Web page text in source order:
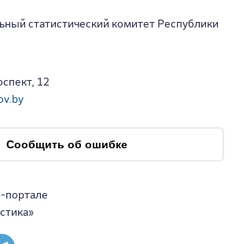
статистический комитет Республики
12
Сообщить об ошибке
портале